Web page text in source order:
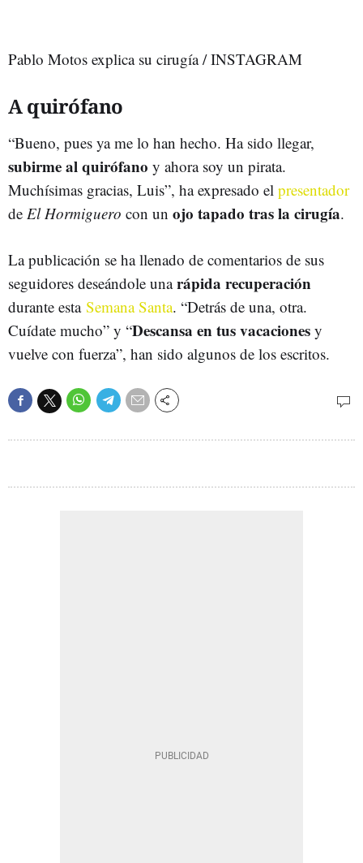
Pablo Motos explica su cirugía / INSTAGRAM
A quirófano
“Bueno, pues ya me lo han hecho. Ha sido llegar,
subirme al quirófano y ahora soy un pirata.
Muchísimas gracias, Luis”, ha expresado el presentador
de El Hormiguero con un ojo tapado tras la cirugía.
La publicación se ha llenado de comentarios de sus
seguidores deseándole unarápida recuperación
durante esta Semana Santa. “Detrás de una, otra.
Cuídate mucho” y “Descansa en tus vacaciones y
vuelve con fuerza”, han sido algunos de los escritos.